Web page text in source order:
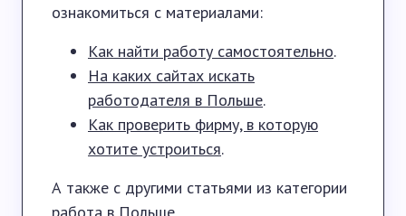
ознакомиться с материалами:
Как найти работу самостоятельно.
На каких сайтах искать
работодателя в Польше.
Как проверить фирму, в которую
хотите устроиться.
А также с другими статьями из категории